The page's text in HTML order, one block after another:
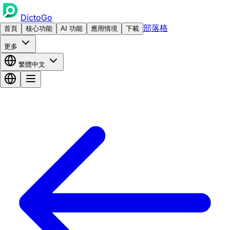
DictoGo
首頁 核心功能 AI 功能 應用情境 下載 部落格
更多
繁體中文